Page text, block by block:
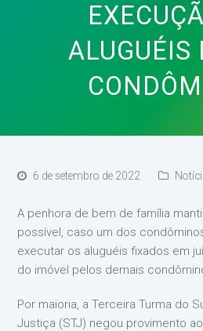
ALUGUÉIS
6 de setembro de 2022
A penhora de bem de família
possível, caso um dos
executar os aluguéis fixados em
do imóvel pelos demais
Por maioria, a Terceira Turma do
Justiça (STJ) negou provimento